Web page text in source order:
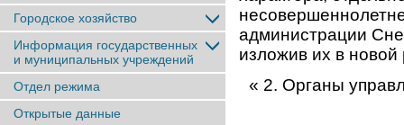
Городское хозяйство
Информация государственных
и муниципальных учреждений
Отдел режима
Открытые данные
администрации
изложив их в новой
« 2. Органы